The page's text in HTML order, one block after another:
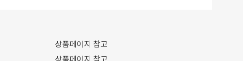
상품페이지 참고
상품페이지 참고